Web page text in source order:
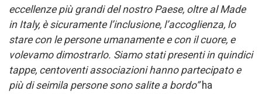
eccellenze più grandi del nostro Paese, oltre al Made
in Italy, è sicuramente l’inclusione, l’accoglienza, lo
stare con le persone umanamente e con il cuore, e
volevamo dimostrarlo. Siamo stati presenti in quindici
tappe, centoventi associazioni hanno partecipato e
più di seimila persone sono salite a bordo”ha